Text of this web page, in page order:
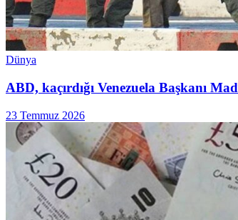
Dünya
ABD, kaçırdığı Venezuela Başkanı
23 Temmuz 2026